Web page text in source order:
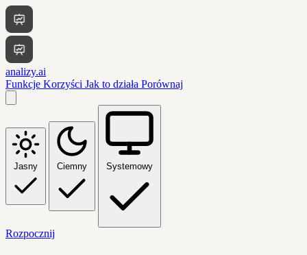
analizy.ai
Funkcje Korzyści Jak to działa Porównaj
Jasny Ciemny Systemowy
Rozpocznij